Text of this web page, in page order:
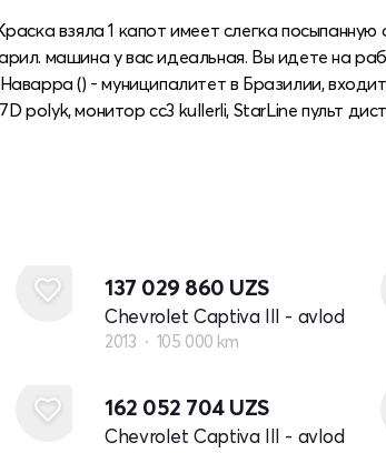
взяла 1 капот имеет слегка
машина у вас идеальная. Вы идете на
Наварра () - муниципалитет в Бразилии,
polyk, монитор cc3 kullerli, StarLine пульт
137 029 860 UZS
Chevrolet Captiva III - avlod
2013 105 000 km
162 052 704 UZS
Chevrolet Captiva III - avlod